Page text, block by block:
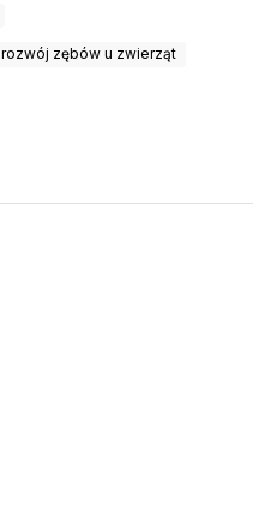
rozwój zębów u zwierząt